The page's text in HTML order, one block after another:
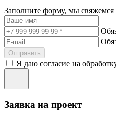
Заполните форму, мы
Отправить
Я даю согласие на
Заявка на проект